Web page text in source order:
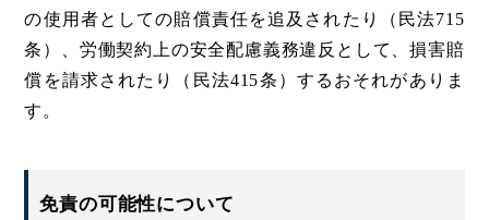
の使用者としての賠償責任を追及されたり（民法715
条）、労働契約上の安全配慮義務違反として、損害賠
償を請求されたり（民法415条）するおそれがありま
す。
免責の可能性について